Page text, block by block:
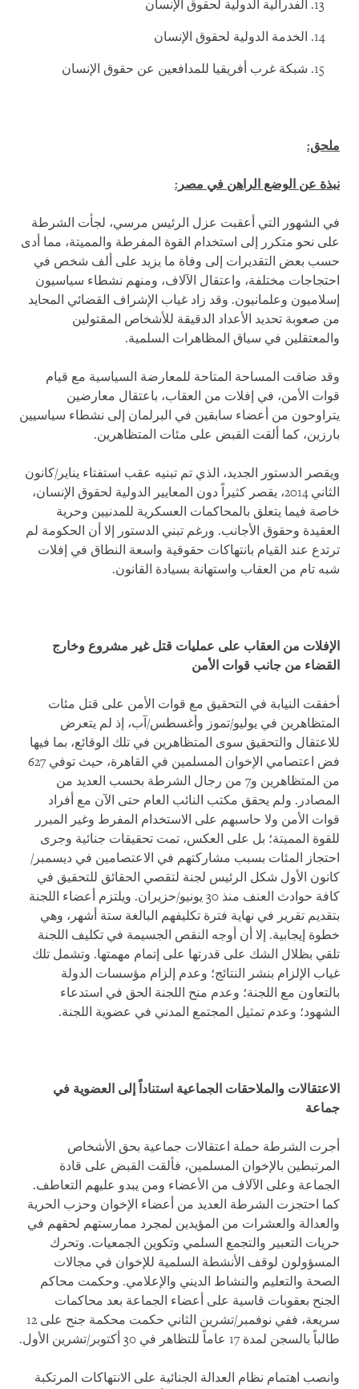
الفدرالية الدولية لحقوق الإنسان
الخدمة الدولية لحقوق الإنسان
شبكة غرب أفريقيا للمدافعين عن حقوق الإنسان
ملحق:
نبذة عن الوضع الراهن في مصر:
في الشهور التي أعقبت عزل الرئيس مرسي، لجأت الشرطة
على نحو متكرر إلى استخدام القوة المفرطة والمميتة، مما أدى
حسب بعض التقديرات إلى وفاة ما يزيد على ألف شخص في
احتجاجات مختلفة، واعتقال الآلاف، ومنهم نشطاء سياسيون
إسلاميون وعلمانيون. وقد زاد غياب الإشراف القضائي المحايد
من صعوبة تحديد الأعداد الدقيقة للأشخاص المقتولين
والمعتقلين في سياق المظاهرات السلمية.
وقد ضاقت المساحة المتاحة للمعارضة السياسية مع قيام
قوات الأمن، في إفلات من العقاب، باعتقال معارضين
يتراوحون من أعضاء سابقين في البرلمان إلى نشطاء سياسيين
بارزين، كما ألقت القبض على مئات المتظاهرين.
ويقصر الدستور الجديد، الذي تم تبنيه عقب استفتاء يناير/كانون
الثاني 2014، يقصر كثيراً دون المعايير الدولية لحقوق الإنسان،
خاصة فيما يتعلق بالمحاكمات العسكرية للمدنيين وحرية
العقيدة وحقوق الأجانب. ورغم تبني الدستور إلا أن الحكومة لم
ترتدع عند القيام بانتهاكات حقوقية واسعة النطاق في إفلات
شبه تام من العقاب واستهانة بسيادة القانون.
الإفلات من العقاب على عمليات قتل غير مشروع وخارج
القضاء من جانب قوات الأمن
أخفقت النيابة في التحقيق مع قوات الأمن على قتل مئات
المتظاهرين في يوليو/تموز وأغسطس/آب، إذ لم يتعرض
للاعتقال والتحقيق سوى المتظاهرين في تلك الوقائع، بما فيها
فض اعتصامي الإخوان المسلمين في القاهرة، حيث توفي 627
من المتظاهرين و7 من رجال الشرطة بحسب العديد من
المصادر. ولم يحقق مكتب النائب العام حتى الآن مع أفراد
قوات الأمن ولا حاسبهم على الاستخدام المفرط وغير المبرر
للقوة المميتة؛ بل على العكس، تمت تحقيقات جنائية وجرى
احتجاز المئات بسبب مشاركتهم في الاعتصامين في ديسمبر/
كانون الأول شكل الرئيس لجنة لتقصي الحقائق للتحقيق في
كافة حوادث العنف منذ 30 يونيو/حزيران. ويلتزم أعضاء اللجنة
بتقديم تقرير في نهاية فترة تكليفهم البالغة ستة أشهر، وهي
خطوة إيجابية. إلا أن أوجه النقص الجسيمة في تكليف اللجنة
تلقي بظلال الشك على قدرتها على إتمام مهمتها. وتشمل تلك
غياب الإلزام بنشر النتائج؛ وعدم إلزام مؤسسات الدولة
بالتعاون مع اللجنة؛ وعدم منح اللجنة الحق في استدعاء
الشهود؛ وعدم تمثيل المجتمع المدني في عضوية اللجنة.
الاعتقالات والملاحقات الجماعية استناداً إلى العضوية في
جماعة
أجرت الشرطة حملة اعتقالات جماعية بحق الأشخاص
المرتبطين بالإخوان المسلمين، فألقت القبض على قادة
الجماعة وعلى الآلاف من الأعضاء ومن يبدو عليهم التعاطف.
كما احتجزت الشرطة العديد من أعضاء الإخوان وحزب الحرية
والعدالة والعشرات من المؤيدين لمجرد ممارستهم لحقهم في
حريات التعبير والتجمع السلمي وتكوين الجمعيات. وتحرك
المسؤولون لوقف الأنشطة السلمية للإخوان في مجالات
الصحة والتعليم والنشاط الديني والإعلامي. وحكمت محاكم
الجنح بعقوبات قاسية على أعضاء الجماعة بعد محاكمات
سريعة، ففي نوفمبر/تشرين الثاني حكمت محكمة جنح على 12
طالباً بالسجن لمدة 17 عاماً للتظاهر في 30 أكتوبر/تشرين الأول.
وانصب اهتمام نظام العدالة الجنائية على الانتهاكات المرتكبة